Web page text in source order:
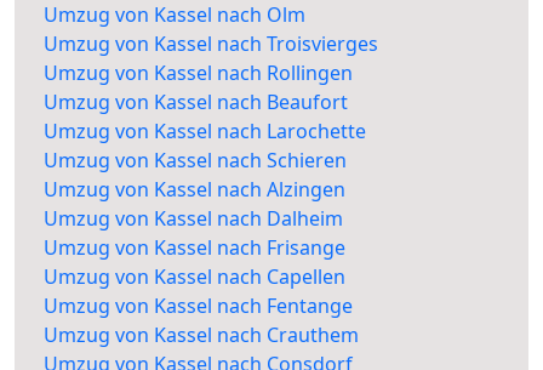
Umzug von Kassel nach Olm
Umzug von Kassel nach Troisvierges
Umzug von Kassel nach Rollingen
Umzug von Kassel nach Beaufort
Umzug von Kassel nach Larochette
Umzug von Kassel nach Schieren
Umzug von Kassel nach Alzingen
Umzug von Kassel nach Dalheim
Umzug von Kassel nach Frisange
Umzug von Kassel nach Capellen
Umzug von Kassel nach Fentange
Umzug von Kassel nach Crauthem
Umzug von Kassel nach Consdorf